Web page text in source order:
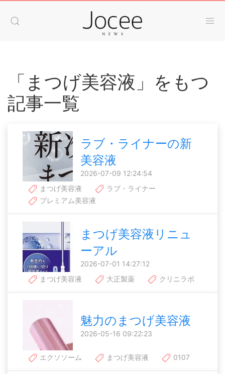
「まつげ美容液」をもつ
記事一覧
ラブ・ライナーの新
美容液
2026-07-09 12:24:54
まつげ美容液
ラブ・ライナー
プレミアム美容液
まつげ美容液リニュ
ーアル
2026-07-01 14:27:12
まつげ美容液
大正製薬 クリニラボ
魅力のまつげ美容液
2026-05-16 09:22:23
エクソソーム まつげ美容液 0107